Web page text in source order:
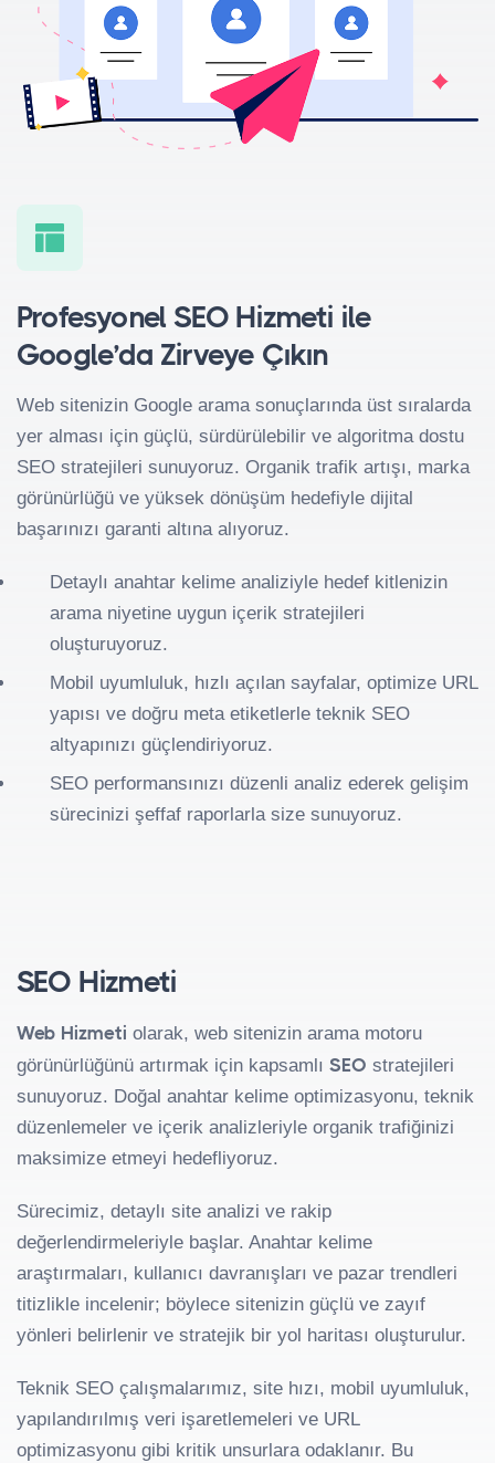
Profesyonel SEO Hizmeti ile
Google’da Zirveye Çıkın
Web sitenizin Google arama sonuçlarında üst sıralarda
yer alması için güçlü, sürdürülebilir ve algoritma dostu
SEO stratejileri sunuyoruz. Organik trafik artışı, marka
görünürlüğü ve yüksek dönüşüm hedefiyle dijital
başarınızı garanti altına alıyoruz.
Detaylı anahtar kelime analiziyle hedef kitlenizin
arama niyetine uygun içerik stratejileri
oluşturuyoruz.
Mobil uyumluluk, hızlı açılan sayfalar, optimize URL
yapısı ve doğru meta etiketlerle teknik SEO
altyapınızı güçlendiriyoruz.
SEO performansınızı düzenli analiz ederek gelişim
sürecinizi şeffaf raporlarla size sunuyoruz.
SEO Hizmeti
Web Hizmeti olarak, web sitenizin arama motoru
görünürlüğünü artırmak için kapsamlı SEO stratejileri
sunuyoruz. Doğal anahtar kelime optimizasyonu, teknik
düzenlemeler ve içerik analizleriyle organik trafiğinizi
maksimize etmeyi hedefliyoruz.
Sürecimiz, detaylı site analizi ve rakip
değerlendirmeleriyle başlar. Anahtar kelime
araştırmaları, kullanıcı davranışları ve pazar trendleri
titizlikle incelenir; böylece sitenizin güçlü ve zayıf
yönleri belirlenir ve stratejik bir yol haritası oluşturulur.
Teknik SEO çalışmalarımız, site hızı, mobil uyumluluk,
yapılandırılmış veri işaretlemeleri ve URL
optimizasyonu gibi kritik unsurlara odaklanır. Bu